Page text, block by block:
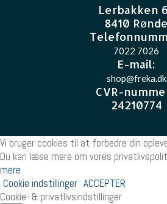
Lerbakken
8410 Rønde
7022 7026
E-mail:
shop@freka.dk
CVR-
24210774
Vi bruger cookies til at forbedre din
Du kan læse mere om vores
mere
Cookie indstillinger ACCEPTER
Cookie- & privatlivsindstillinger